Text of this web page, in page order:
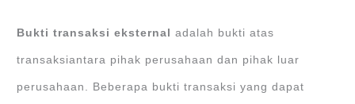
Bukti transaksi eksternal adalah bukti atas
transaksiantara pihak perusahaan dan pihak luar
perusahaan. Beberapa bukti transaksi yang dapat